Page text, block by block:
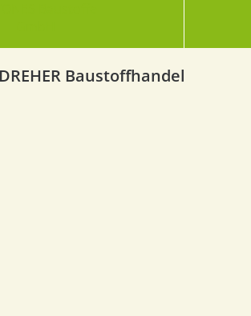
Baustoffhandel